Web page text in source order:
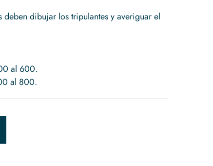
deben dibujar los tripulantes y averiguar el
al 600.
al 800.